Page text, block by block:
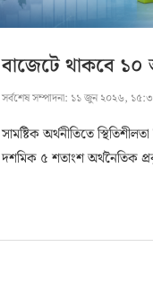
বাজেটে থাকবে ১০
সর্বশেষ সম্পাদনা: ১১ জুন ২০২৬,
সামষ্টিক অর্থনীতিতে
দশমিক ৫ শতাংশ অর্থনৈতিক